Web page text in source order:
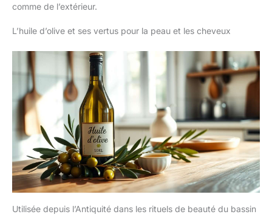
comme de l’extérieur.
L’huile d’olive et ses vertus pour la peau et les cheveux
Utilisée depuis l’Antiquité dans les rituels de beauté du bassin